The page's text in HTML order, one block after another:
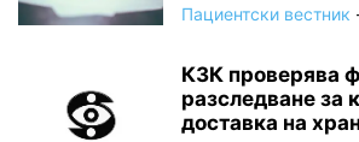
Пациентски вестник
КЗК проверява
разследване за
доставка на